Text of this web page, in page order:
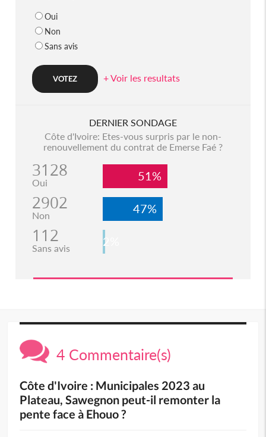
Oui
Non
Sans avis
+ Voir les resultats
DERNIER SONDAGE
Côte d'Ivoire: Etes-vous surpris par le non-
renouvellement du contrat de Emerse Faé ?
3128
Oui 51%
2902
Non 47%
112
Sans avis 2%
4 Commentaire(s)
Côte d'Ivoire : Municipales 2023 au
Plateau, Sawegnon peut-il remonter la
pente face à Ehouo ?